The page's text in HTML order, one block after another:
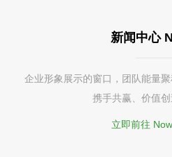
新闻中心
企业形象展示的窗口，团队能量
携手共赢、价值
立即前往